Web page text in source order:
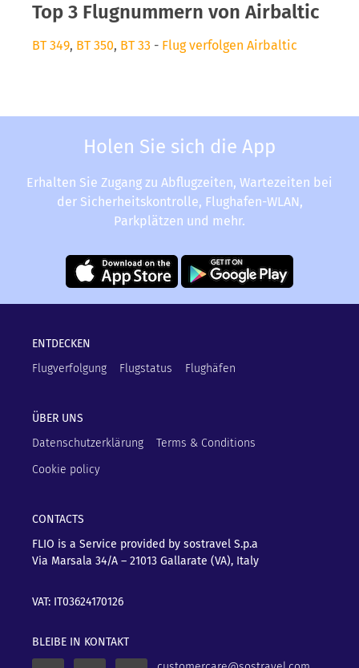
Top 3 Flugnummern von Airbaltic
BT 349, BT 350, BT 33 - Flug verfolgen Airbaltic
Holen Sie sich die App
Erhalten Sie Zugang zu Abflugzeiten, Wartezeiten bei
der Sicherheitskontrolle, Flughafen-WLAN,
Parkplätzen und mehr.
ENTDECKEN
Flugverfolgung
Flugstatus Flughäfen
ÜBER UNS
Datenschutzerklärung
Terms & Conditions
Cookie policy
CONTACTS
FLIO is a Service provided by sostravel S.p.a
Via Marsala 34/A – 21013 Gallarate (VA), Italy
VAT: IT03624170126
BLEIBE IN KONTAKT